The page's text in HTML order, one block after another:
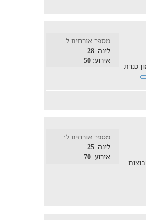
כנרת
מספר אורחים ל:
לינה:28
אירוע:50
מספר אורחים ל:
לינה:25
אירוע:70